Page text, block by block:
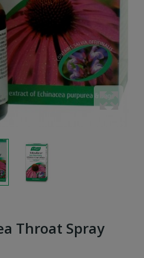
Throat Spray